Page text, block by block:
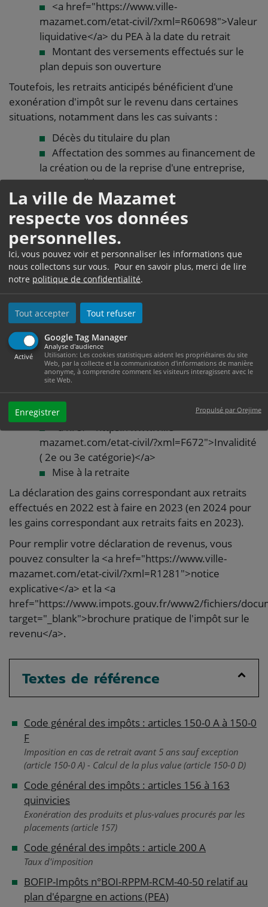
La ville de Mazamet
respecte vos données
personnelles.
Ici, vous pouvez voir et personnaliser les informations que
nous collectons sur vous. Pour en savoir plus, merci de lire
notre politique de confidentialité.
Tout accepter Tout refuser
Google Tag Manager
Activé
Analyse d'audience
Utilisation: Les cookies statistiques aident les propriétaires du site
Web, par la collecte et la communication d'informations de manière
anonyme, à comprendre comment les visiteurs interagissent avec le
site Web.
Enregistrer Propulsé par Orejime
<a href="https://www.ville-
mazamet.com/etat-civil/?xml=R60698">Valeur
liquidative</a> du PEA à la date du retrait
Montant des versements effectués sur le
plan depuis son ouverture
Toutefois, les retraits anticipés bénéficient d'une
exonération d'impôt sur le revenu dans certaines
situations, notamment dans les cas suivants :
Décès du titulaire du plan
Affectation des sommes au financement de
la création ou de la reprise d'une entreprise,
sous conditions
À savoir
les gains du PEA sont soumis aux <span
class="valeur">17,20 %</span> de <a
href="https://www.ville-mazamet.com/etat-civil/?
xml=F2329">prélèvements sociaux (CSG, CRDS)</a>.
le PEA est clos.
Toutefois, la clôture du plan n'a pas lieu sous certaines
conditions.
C'est notamment le cas, si vous ou votre conjoint
(marié ou pacsé) êtes dans l'une des situations
Licenciement
<a href="https://www.ville-
mazamet.com/etat-civil/?xml=F672">Invalidité
( 2e ou 3e catégorie)</a>
Mise à la retraite
La déclaration des gains correspondant aux retraits
effectués en 2022 est à faire en 2023 (en 2024 pour
les gains correspondant aux retraits faits en 2023).
Pour remplir votre déclaration de revenus, vous
pouvez consulter la <a href="https://www.ville-
mazamet.com/etat-civil/?xml=R1281">notice
explicative</a> et la <a
href="https://www.impots.gouv.fr/www2/fichiers/
target="_blank">brochure pratique de l'impôt sur le
revenu</a>.
Textes de référence
Code général des impôts : articles 150-0 A à 150-0
F
Imposition en cas de retrait avant 5 ans sauf exception
(article 150-0 A) - Calcul de la plus value (article 150-0 D)
Code général des impôts : articles 156 à 163
quinvicies
Exonération des produits et plus-values procurés par les
placements (article 157)
Code général des impôts : article 200 A
Taux d'imposition
BOFIP-Impôts n°BOI-RPPM-RCM-40-50 relatif au
plan d'épargne en actions (PEA)